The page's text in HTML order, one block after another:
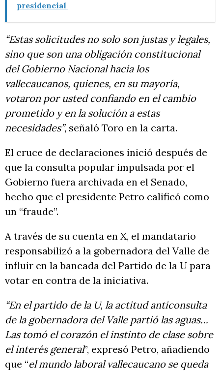
presidencial
“Estas solicitudes no solo son justas y legales,
sino que son una obligación constitucional
del Gobierno Nacional hacia los
vallecaucanos, quienes, en su mayoría,
votaron por usted confiando en el cambio
prometido y en la solución a estas
necesidades”, señaló Toro en la carta.
El cruce de declaraciones inició después de
que la consulta popular impulsada por el
Gobierno fuera archivada en el Senado,
hecho que el presidente Petro calificó como
un “fraude”.
A través de su cuenta en X, el mandatario
responsabilizó a la gobernadora del Valle de
influir en la bancada del Partido de la U para
votar en contra de la iniciativa.
“En el partido de la U, la actitud anticonsulta
de la gobernadora del Valle partió las aguas…
Las tomó el corazón el instinto de clase sobre
el interés general”, expresó Petro, añadiendo
que “el mundo laboral vallecaucano se queda